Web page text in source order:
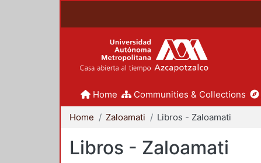
Home Communities & Collections
Home Zaloamati Libros - Zaloamati
Libros - Zaloamati